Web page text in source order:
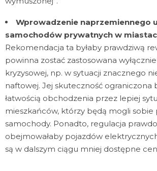
Wprowadzenie naprzemiennego
samochodów prywatnych w
Rekomendacja ta byłaby prawdziwą
powinna zostać zastosowana
kryzysowej, np. w sytuacji znacznego
naftowej. Jej skuteczność ograniczona
łatwością obchodzenia przez lepiej
mieszkańców, którzy będą mogli sobie
samochody. Ponadto, regulacja
obejmowałaby pojazdów
są w dalszym ciągu mniej dostępne